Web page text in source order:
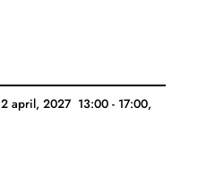
2 april, 2027 13:00- 17:00,